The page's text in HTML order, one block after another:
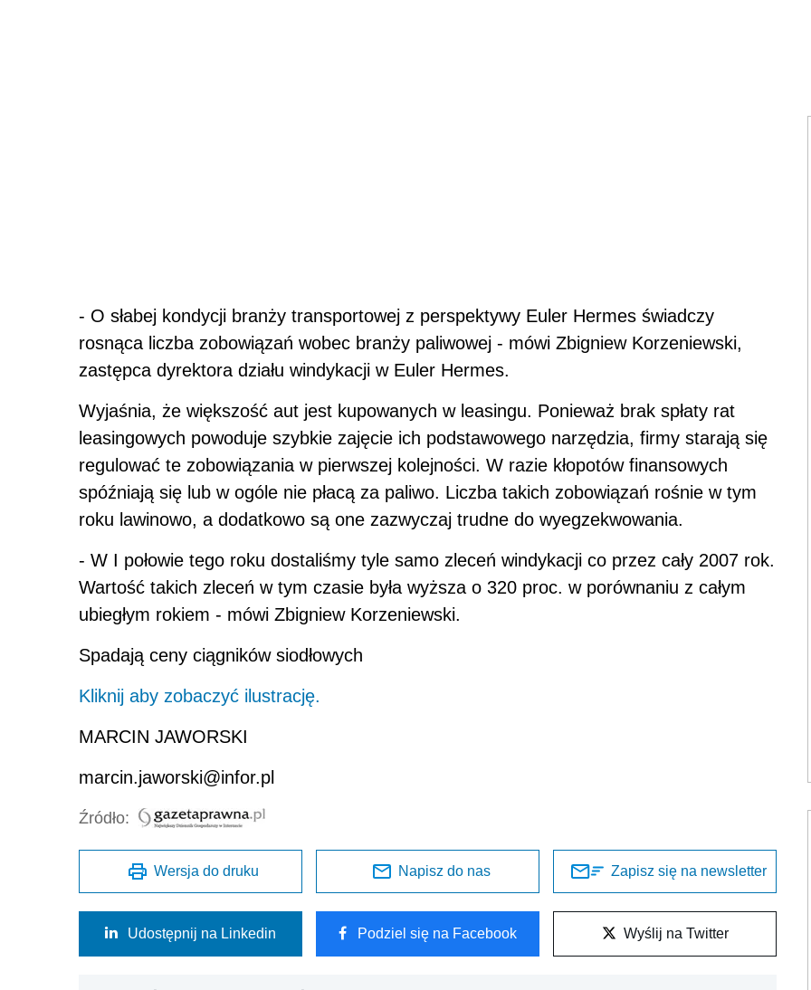
- O słabej kondycji branży transportowej z perspektywy Euler Hermes świadczy
rosnąca liczba zobowiązań wobec branży paliwowej - mówi Zbigniew Korzeniewski,
zastępca dyrektora działu windykacji w Euler Hermes.
Wyjaśnia, że większość aut jest kupowanych w leasingu. Ponieważ brak spłaty rat
leasingowych powoduje szybkie zajęcie ich podstawowego narzędzia, firmy starają się
regulować te zobowiązania w pierwszej kolejności. W razie kłopotów finansowych
spóźniają się lub w ogóle nie płacą za paliwo. Liczba takich zobowiązań rośnie w tym
roku lawinowo, a dodatkowo są one zazwyczaj trudne do wyegzekwowania.
- W I połowie tego roku dostaliśmy tyle samo zleceń windykacji co przez cały 2007 rok.
Wartość takich zleceń w tym czasie była wyższa o 320 proc. w porównaniu z całym
ubiegłym rokiem - mówi Zbigniew Korzeniewski.
Spadają ceny ciągników siodłowych
Kliknij aby zobaczyć ilustrację.
MARCIN JAWORSKI
marcin.jaworski@infor.pl
Źródło:
Wersja do druku Napisz do nas Zapisz się na newsletter
Udostępnij na Linkedin Podziel się na Facebook Wyślij na Twitter